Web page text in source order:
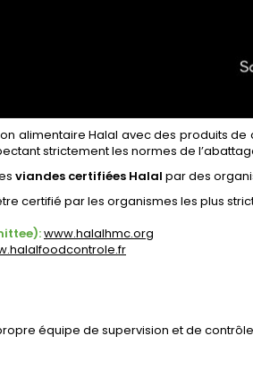
alimentaire Halal avec des produits
strictement les normes de
viandes certifiées Halal par des
certifié par les organismes les plus
www.halalhmc.org
équipe de supervision et de